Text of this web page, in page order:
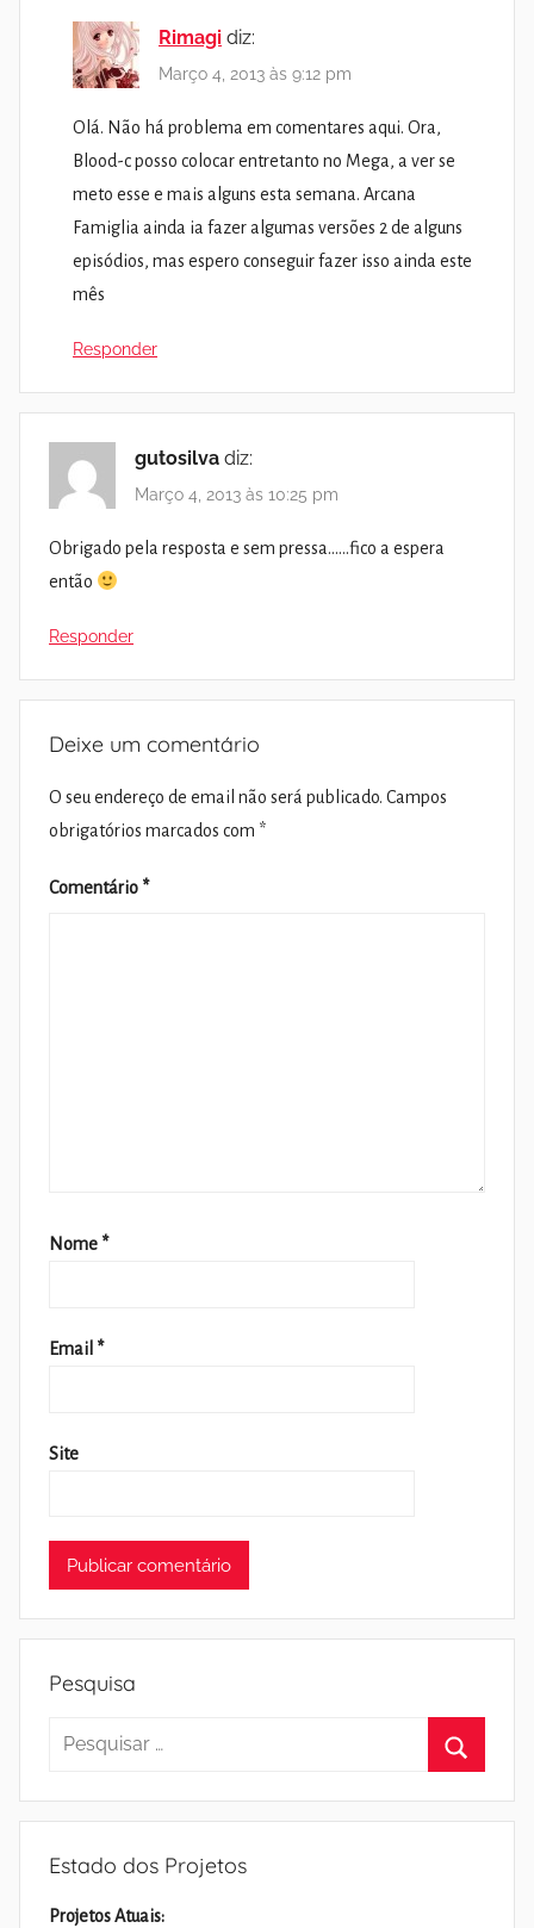
Rimagi diz:
Março 4, 2013 às 9:12 pm
Olá. Não há problema em comentares aqui. Ora,
Blood-c posso colocar entretanto no Mega, a ver se
meto esse e mais alguns esta semana. Arcana
Famiglia ainda ia fazer algumas versões 2 de alguns
episódios, mas espero conseguir fazer isso ainda este
mês
Responder
gutosilva diz:
Março 4, 2013 às 10:25 pm
Obrigado pela resposta e sem pressa……fico a espera
então
Responder
Deixe um comentário
O seu endereço de email não será publicado. Campos
obrigatórios marcados com *
Comentário *
Nome *
Email *
Site
Pesquisa
Pesquisar
Estado dos Projetos
Projetos Atuais: